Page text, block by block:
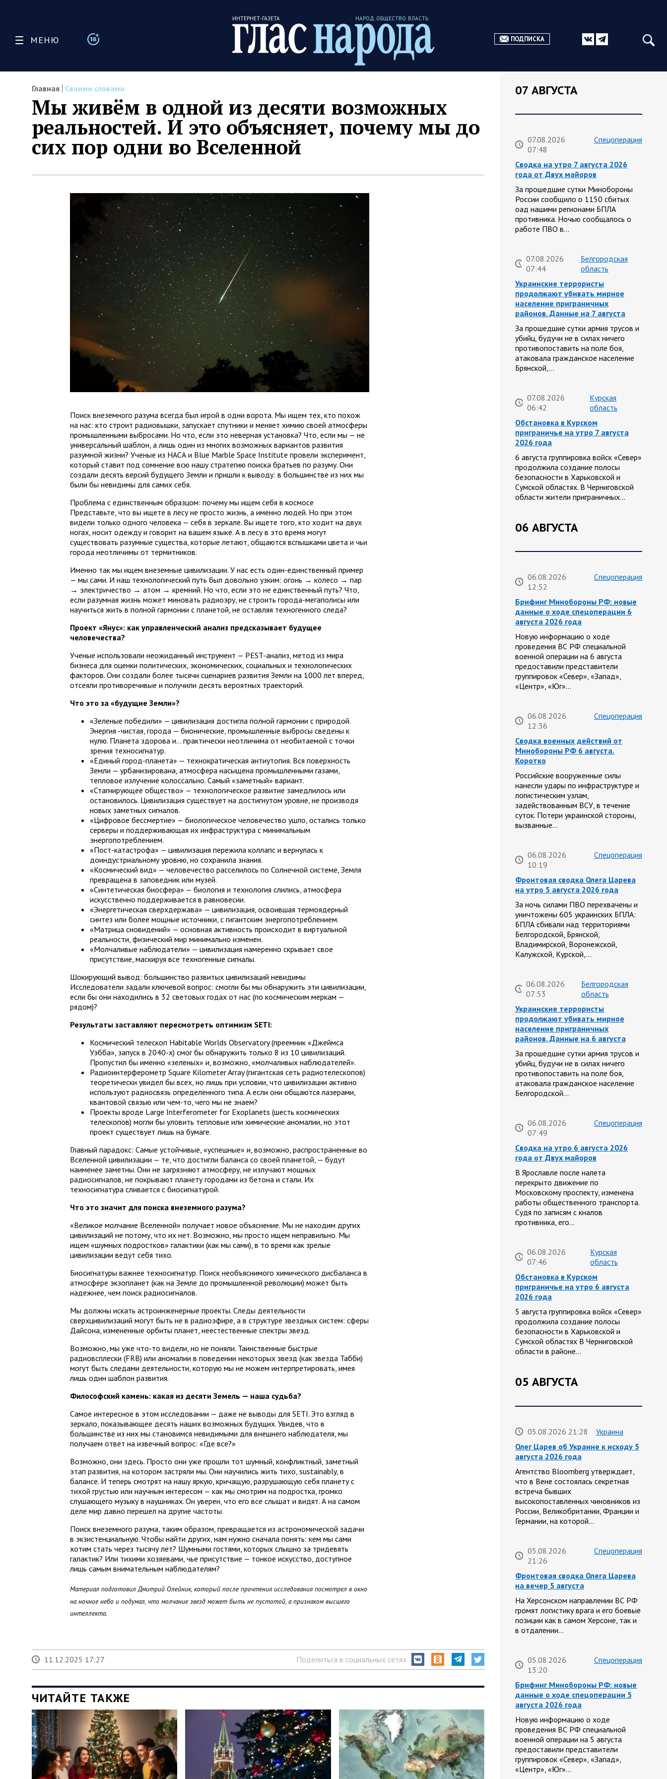
МЕНЮ
ИНТЕРНЕТ-ГАЗЕТА НАРОД. ОБЩЕСТВО. ВЛАСТЬ
ПОДПИСКА
Главная Своими словами
Мы живём в одной из десяти возможных
реальностей. И это объясняет, почему мы до
сих пор одни во Вселенной
Поиск внеземного разума всегда был игрой в одни ворота. Мы ищем тех, кто похож
на нас: кто строит радиовышки, запускает спутники и меняет химию своей атмосферы
промышленными выбросами. Но что, если это неверная установка? Что, если мы — не
универсальный шаблон, а лишь один из многих возможных вариантов развития
разумной жизни? Ученые из НАСА и Blue Marble Space Institute провели эксперимент,
который ставит под сомнение всю нашу стратегию поиска братьев по разуму. Они
создали десять версий будущего Земли и пришли к выводу: в большинстве из них мы
были бы невидимы для самих себя.
Проблема с единственным образцом: почему мы ищем себя в космосе
Представьте, что вы ищете в лесу не просто жизнь, а именно людей. Но при этом
видели только одного человека — себя в зеркале. Вы ищете того, кто ходит на двух
ногах, носит одежду и говорит на вашем языке. А в лесу в это время могут
существовать разумные существа, которые летают, общаются вспышками цвета и чьи
города неотличимы от термитников.
Именно так мы ищем внеземные цивилизации. У нас есть один-единственный пример
— мы сами. И наш технологический путь был довольно узким: огонь → колесо → пар
→ электричество → атом → кремний. Но что, если это не единственный путь? Что,
если разумная жизнь может миновать радиоэру, не строить города-мегаполисы или
научиться жить в полной гармонии с планетой, не оставляя техногенного следа?
Проект «Янус»: как управленческий анализ предсказывает будущее
человечества?
Ученые использовали неожиданный инструмент — PEST-анализ, метод из мира
бизнеса для оценки политических, экономических, социальных и технологических
факторов. Они создали более тысячи сценариев развития Земли на 1000 лет вперед,
отсеяли противоречивые и получили десять вероятных траекторий.
Что это за «будущие Земли»?
«Зеленые победили» — цивилизация достигла полной гармонии с природой.
Энергия -чистая, города — бионические, промышленные выбросы сведены к
нулю. Планета здорова и… практически неотличима от необитаемой с точки
зрения техносигнатур.
«Единый город-планета» — технократическая антиутопия. Вся поверхность
Земли — урбанизирована, атмосфера насыщена промышленными газами,
тепловое излучение колоссально. Самый «заметный» вариант.
«Стагнирующее общество» — технологическое развитие замедлилось или
остановилось. Цивилизация существует на достигнутом уровне, не производя
новых заметных сигналов.
«Цифровое бессмертие» — биологическое человечество ушло, остались только
серверы и поддерживающая их инфраструктура с минимальным
энергопотреблением.
«Пост-катастрофа» — цивилизация пережила коллапс и вернулась к
доиндустриальному уровню, но сохранила знания.
«Космический вид» — человечество расселилось по Солнечной системе, Земля
превращена в заповедник или музей.
«Синтетическая биосфера» — биология и технология слились, атмосфера
искусственно поддерживается в равновесии.
«Энергетическая сверхдержава» — цивилизация, освоившая термоядерный
синтез или более мощные источники, с гигантским энергопотреблением.
«Матрица сновидений» — основная активность происходит в виртуальной
реальности, физический мир минимально изменен.
«Молчаливые наблюдатели» — цивилизация намеренно скрывает свое
присутствие, маскируя все техногенные сигналы.
Шокирующий вывод: большинство развитых цивилизаций невидимы
Исследователи задали ключевой вопрос: смогли бы мы обнаружить эти цивилизации,
если бы они находились в 32 световых годах от нас (по космическим меркам —
рядом)?
Результаты заставляют пересмотреть оптимизм SETI:
Космический телескоп Habitable Worlds Observatory (преемник «Джеймса
Уэбба», запуск в 2040-х) смог бы обнаружить только 8 из 10 цивилизаций.
Пропустил бы именно «зеленых» и, возможно, «молчаливых наблюдателей».
Радиоинтерферометр Square Kilometer Array (гигантская сеть радиотелескопов)
теоретически увидел бы всех, но лишь при условии, что цивилизации активно
используют радиосвязь определенного типа. А если они общаются лазерами,
квантовой связью или чем-то, чего мы не знаем?
Проекты вроде Large Interferometer for Exoplanets (шесть космических
телескопов) могли бы уловить тепловые или химические аномалии, но этот
проект существует лишь на бумаге.
Главный парадокс: Самые устойчивые, «успешные» и, возможно, распространенные во
Вселенной цивилизации — те, что достигли баланса со своей планетой, — будут
наименее заметны. Они не загрязняют атмосферу, не излучают мощных
радиосигналов, не покрывают планету городами из бетона и стали. Их
техносигнатура сливается с биосигнатурой.
Что это значит для поиска внеземного разума?
«Великое молчание Вселенной» получает новое объяснение. Мы не находим других
цивилизаций не потому, что их нет. Возможно, мы просто ищем неправильно. Мы
ищем «шумных подростков» галактики (как мы сами), в то время как зрелые
цивилизации ведут себя тихо.
Биосигнатуры важнее техносигнатур. Поиск необъяснимого химического дисбаланса в
атмосфере экзопланет (как на Земле до промышленной революции) может быть
надежнее, чем поиск радиосигналов.
Мы должны искать астроинженерные проекты. Следы деятельности
сверхцивилизаций могут быть не в радиоэфире, а в структуре звездных систем: сферы
Дайсона, измененные орбиты планет, неестественные спектры звезд.
Возможно, мы уже что-то видели, но не поняли. Таинственные быстрые
радиовсплески (FRB) или аномалии в поведении некоторых звезд (как звезда Табби)
могут быть следами деятельности, которую мы не можем интерпретировать, имея
лишь один шаблон развития.
Философский камень: какая из десяти Земель — наша судьба?
Самое интересное в этом исследовании — даже не выводы для SETI. Это взгляд в
зеркало, показывающее десять наших возможных будущих. Увидев, что в
большинстве из них мы становимся невидимыми для внешнего наблюдателя, мы
получаем ответ на извечный вопрос: «Где все?»
Возможно, они здесь. Просто они уже прошли тот шумный, конфликтный, заметный
этап развития, на котором застряли мы. Они научились жить тихо, sustainably, в
балансе. И теперь смотрят на нашу яркую, кричащую, разрушающую себя планету с
тихой грустью или научным интересом — как мы смотрим на подростка, громко
слушающего музыку в наушниках. Он уверен, что его все слышат и видят. А на самом
деле мир давно перешел на другие частоты.
Поиск внеземного разума, таким образом, превращается из астрономической задачи
в экзистенциальную. Чтобы найти других, нам нужно сначала понять: кем мы сами
хотим стать через тысячу лет? Шумными гостями, которых слышно за тридевять
галактик? Или тихими хозяевами, чье присутствие — тонкое искусство, доступное
лишь самым внимательным наблюдателям?
Материал подготовил Дмитрий Олейник, который после прочтения исследования посмотрел в окно
на ночное небо и подумал, что молчание звезд может быть не пустотой, а признаком высшего
интеллекта.
11.12.2025 17:27 Поделиться в социальных сетях
ЧИТАЙТЕ ТАКЖЕ
07 АВГУСТА
07.08.2026
07:48
Спецоперация
Сводка на утро 7 августа 2026
года от Двух майоров
За прошедшие сутки Минобороны
России сообщило о 1150 сбитых
оад нашими регионами БПЛА
противника. Ночью сообщалось о
работе ПВО в…
07.08.2026
07:44
Белгородская
область
Украинские террористы
продолжают убивать мирное
население приграничных
районов. Данные на 7 августа
За прошедшие сутки армия трусов и
убийц, будучи не в силах ничего
противопоставить на поле боя,
атаковала гражданское население
Брянской,…
07.08.2026
06:42
Курская
область
Обстановка в Курском
приграничье на утро 7 августа
2026 года
6 августа группировка войск «Север»
продолжила создание полосы
безопасности в Харьковской и
Сумской областях. В Черниговской
области жители приграничных…
06 АВГУСТА
06.08.2026
12:52
Спецоперация
Брифинг Минобороны РФ: новые
данные о ходе спецоперации 6
августа 2026 года
Новую информацию о ходе
проведения ВС РФ специальной
военной операции на 6 августа
предоставили представители
группировок «Север», «Запад»,
«Центр», «Юг»…
06.08.2026
12:36
Спецоперация
Сводка военных действий от
Минобороны РФ 6 августа.
Коротко
Российские вооруженные силы
нанесли удары по инфраструктуре и
логистическим узлам,
задействованным ВСУ, в течение
суток. Потери украинской стороны,
вызванные…
06.08.2026
10:19
Спецоперация
Фронтовая сводка Олега Царева
на утро 5 августа 2026 года
За ночь силами ПВО перехвачены и
уничтожены 605 украинских БПЛА:
БПЛА сбивали над территориями
Белгородской, Брянской,
Владимирской, Воронежской,
Калужской, Курской,…
06.08.2026
07:53
Белгородская
область
Украинские террористы
продолжают убивать мирное
население приграничных
районов. Данные на 6 августа
За прошедшие сутки армия трусов и
убийц, будучи не в силах ничего
противопоставить на поле боя,
атаковала гражданское население
Белгородской…
06.08.2026
07:49
Спецоперация
Сводка на утро 6 августа 2026
года от Двух майоров
В Ярославле после налета
перекрыто движение по
Московскому проспекту, изменена
работы общественного транспорта.
Судя по записям с кналов
противника, его…
06.08.2026
07:46
Курская
область
Обстановка в Курском
приграничье на утро 6 августа
2026 года
5 августа группировка войск «Север»
продолжила создание полосы
безопасности в Харьковской и
Сумской областях В Черниговской
области в районе…
05 АВГУСТА
05.08.2026 21:28
Украина
Олег Царев об Украине к исходу 5
августа 2026 года
Агентство Bloomberg утверждает,
что в Вене состоялась секретная
встреча бывших
высокопоставленных чиновников из
России, Великобритании, Франции и
Германии, на которой…
05.08.2026
21:26
Спецоперация
Фронтовая сводка Олега Царева
на вечер 5 августа
На Херсонском направлении ВС РФ
громят логистику врага и его боевые
позиции как в самом Херсоне, так и
в отдалении…
05.08.2026
13:20
Спецоперация
Брифинг Минобороны РФ: новые
данные о ходе спецоперации 5
августа 2026 года
Новую информацию о ходе
проведения ВС РФ специальной
военной операции на 5 августа
предоставили представители
группировок «Север», «Запад»,
«Центр», «Юг»…